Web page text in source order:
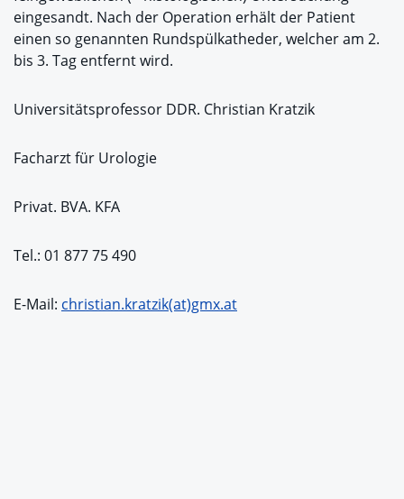
eingesandt. Nach der Operation erhält der Patient
einen so genannten Rundspülkatheder, welcher am 2.
bis 3. Tag entfernt wird.
Universitätsprofessor DDR. Christian Kratzik
Facharzt für Urologie
Privat. BVA. KFA
Tel.: 01 877 75 490
E-Mail: christian.kratzik(at)gmx.at